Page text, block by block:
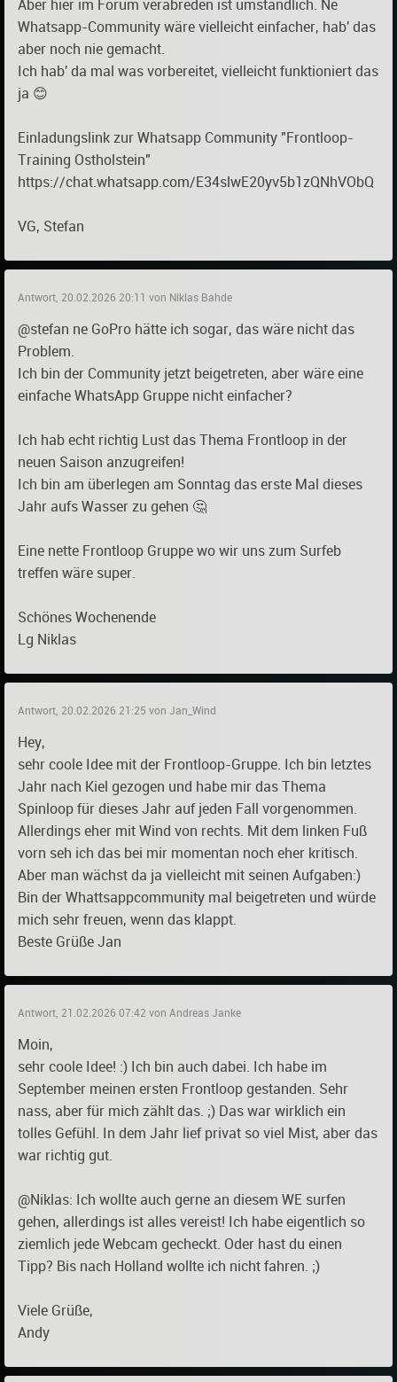
Aber hier im Forum verabreden ist umständlich. Ne
Whatsapp-Community wäre vielleicht einfacher, hab' das
aber noch nie gemacht.
Ich hab' da mal was vorbereitet, vielleicht funktioniert das
ja 😊
Einladungslink zur Whatsapp Community "Frontloop-
Training Ostholstein"
https://chat.whatsapp.com/E34slwE20yv5b1zQNhVObQ
VG, Stefan
Antwort, 20.02.2026 20:11 von Niklas Bahde
@stefan ne GoPro hätte ich sogar, das wäre nicht das
Problem.
Ich bin der Community jetzt beigetreten, aber wäre eine
einfache WhatsApp Gruppe nicht einfacher?
Ich hab echt richtig Lust das Thema Frontloop in der
neuen Saison anzugreifen!
Ich bin am überlegen am Sonntag das erste Mal dieses
Jahr aufs Wasser zu gehen 🤔
Eine nette Frontloop Gruppe wo wir uns zum Surfeb
treffen wäre super.
Schönes Wochenende
Lg Niklas
Antwort, 20.02.2026 21:25 von Jan_Wind
Hey,
sehr coole Idee mit der Frontloop-Gruppe. Ich bin letztes
Jahr nach Kiel gezogen und habe mir das Thema
Spinloop für dieses Jahr auf jeden Fall vorgenommen.
Allerdings eher mit Wind von rechts. Mit dem linken Fuß
vorn seh ich das bei mir momentan noch eher kritisch.
Aber man wächst da ja vielleicht mit seinen Aufgaben:)
Bin der Whattsappcommunity mal beigetreten und würde
mich sehr freuen, wenn das klappt.
Beste Grüße Jan
Antwort, 21.02.2026 07:42 von Andreas Janke
Moin,
sehr coole Idee! :) Ich bin auch dabei. Ich habe im
September meinen ersten Frontloop gestanden. Sehr
nass, aber für mich zählt das. ;) Das war wirklich ein
tolles Gefühl. In dem Jahr lief privat so viel Mist, aber das
war richtig gut.
@Niklas: Ich wollte auch gerne an diesem WE surfen
gehen, allerdings ist alles vereist! Ich habe eigentlich so
ziemlich jede Webcam gecheckt. Oder hast du einen
Tipp? Bis nach Holland wollte ich nicht fahren. ;)
Viele Grüße,
Andy